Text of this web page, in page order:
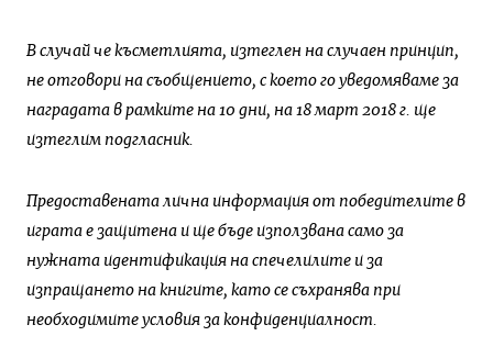
В случай че късметлията, изтеглен на случаен принцип,
не отговори на съобщението, с което го уведомяваме за
наградата в рамките на 10 дни, на 18 март 2018 г. ще
изтеглим подгласник.
Предоставената лична информация от победителите в
играта е защитена и ще бъде използвана само за
нужната идентификация на спечелилите и за
изпращането на книгите, като се съхранява при
необходимите условия за конфиденциалност.